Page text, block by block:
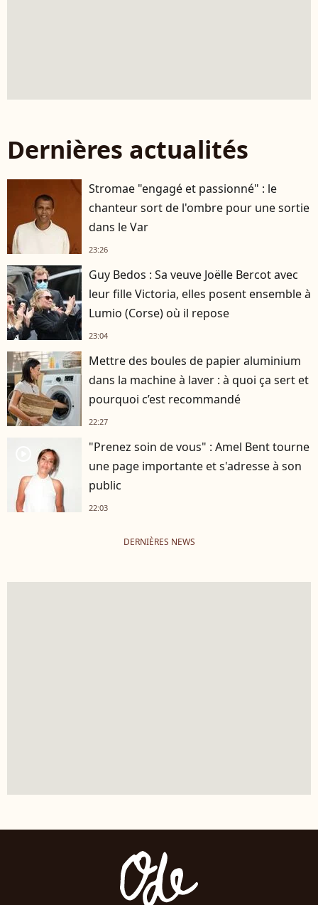
Dernières actualités
Stromae "engagé et passionné" : le
chanteur sort de l'ombre pour une sortie
dans le Var
23:26
Guy Bedos : Sa veuve Joëlle Bercot avec
leur fille Victoria, elles posent ensemble à
Lumio (Corse) où il repose
23:04
Mettre des boules de papier aluminium
dans la machine à laver : à quoi ça sert et
pourquoi c’est recommandé
22:27
"Prenez soin de vous" : Amel Bent tourne
une page importante et s'adresse à son
public
22:03
DERNIÈRES NEWS